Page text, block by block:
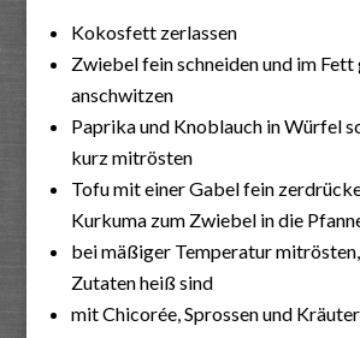
Kokosfett zerlassen
Zwiebel fein schneiden und im Fett
anschwitzen
Paprika und Knoblauch in Würfel
kurz mitrösten
Tofu mit einer Gabel fein
Kurkuma zum Zwiebel in die
bei mäßiger Temperatur
Zutaten heiß sind
mit Chicorée, Sprossen und